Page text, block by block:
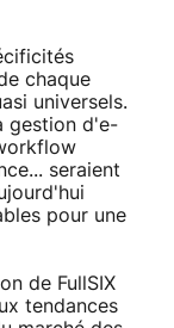
chaque
universels.
gestion d'e-
seraient
pour une
de FullSIX
tendances